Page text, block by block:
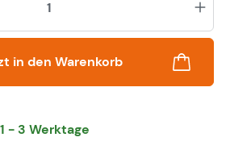
in den Warenkorb
- 3 Werktage